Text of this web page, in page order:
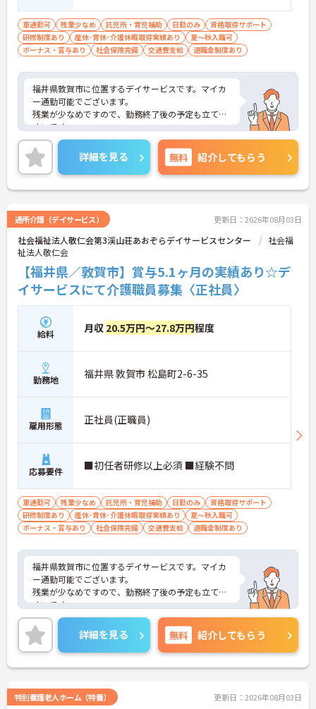
車通勤可 残業少なめ 託児所・育児補助 日勤のみ
資格取得サポート
研修制度あり
産休･育休･介護休暇取得実績あり
夏～秋入職可
ボーナス・賞与あり
社会保険完備 交通費支給 退職金制度あり
福井県敦賀市に位置するデイサービスです。マイカ
ー通勤可能でございます。
残業が少なめですので、勤務終了後の予定も立てや
すいです。
資格取得支援制度がございますので、働きながらス
キルアップを目指せます。
ご興味のある方には、面接対策ポイントなど、さら
に詳細をお話しいたしますのでお気軽にご相談くだ
さい！
詳細を見る 無料 紹介してもらう
通所介護（デイサービス） 更新日：2026年08月03日
社会福祉法人敬仁会第3渓山荘あおぞらデイサービスセンター
社会福
祉法人敬仁会
【福井県／敦賀市】賞与5.1ヶ月の実績あり☆デ
イサービスにて介護職員募集〈正社員〉
給料 月収 20.5万円～27.8万円程度
勤務地 福井県 敦賀市 松島町2-6-35
雇用形態 正社員(正職員)
応募要件 ■初任者研修以上必須 ■経験不問
車通勤可 残業少なめ 託児所・育児補助 日勤のみ
資格取得サポート
研修制度あり
産休･育休･介護休暇取得実績あり
夏～秋入職可
ボーナス・賞与あり
社会保険完備 交通費支給 退職金制度あり
福井県敦賀市に位置するデイサービスです。マイカ
ー通勤可能でございます。
残業が少なめですので、勤務終了後の予定も立てや
すいです。
資格取得支援制度がございますので、働きながらス
キルアップを目指せます。
ご興味のある方には、面接対策ポイントなど、さら
に詳細をお話しいたしますのでお気軽にご相談くだ
さい！
詳細を見る 無料 紹介してもらう
特別養護老人ホーム（特養） 更新日：2026年08月03日